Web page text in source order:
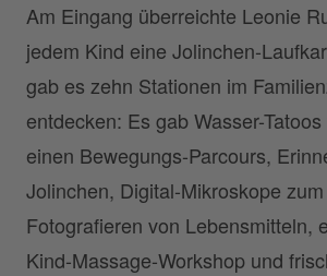
Am Eingang überreichte Leonie
jedem Kind eine Jolinchen-
gab es zehn Stationen im
entdecken: Es gab Wasser-
einen Bewegungs-Parcours,
Jolinchen, Digital-Mikroskope
Fotografieren von Lebensmitteln,
Kind-Massage-Workshop und